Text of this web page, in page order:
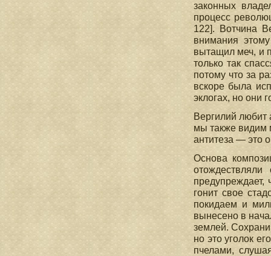
законных
процесс
122]. Вотчина
внимания
вытащил меч, и
только так
потому что за
вскоре была
эклогах, но они
Вергилий любит
мы также видим
антитеза — это
Основа
предупреждает,
гонит свое
покидаем и
вынесено в
землей.
но это уголок
пчелами,